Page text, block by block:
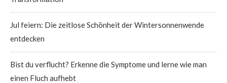
Jul feiern: Die zeitlose Schönheit der Wintersonnenwende
entdecken
Bist du verflucht? Erkenne die Symptome und lerne wie man
einen Fluch aufhebt